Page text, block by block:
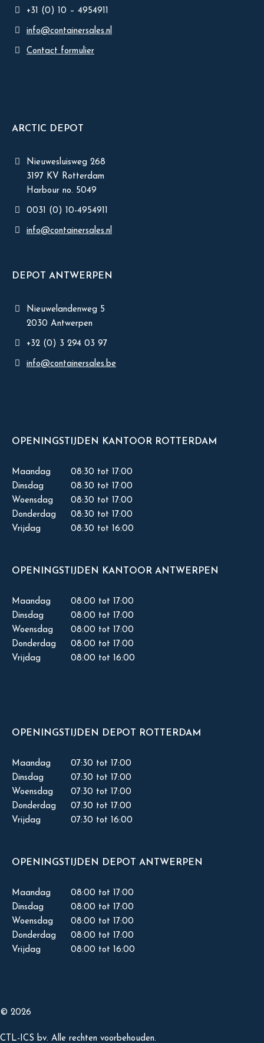
+31 (0) 10 – 4954911
info@containersales.nl
Contact formulier
ARCTIC DEPOT
Nieuwesluisweg 268
3197 KV Rotterdam
Harbour no. 5049
0031 (0) 10-4954911
info@containersales.nl
DEPOT ANTWERPEN
Nieuwelandenweg 5
2030 Antwerpen
+32 (0) 3 294 03 97
info@containersales.be
OPENINGSTIJDEN KANTOOR ROTTERDAM
Maandag
08:30 tot 17:00
Dinsdag
08:30 tot 17:00
Woensdag
08:30 tot 17:00
Donderdag
08:30 tot 17:00
Vrijdag
08:30 tot 16:00
OPENINGSTIJDEN KANTOOR ANTWERPEN
Maandag
08:00 tot 17:00
Dinsdag
08:00 tot 17:00
Woensdag
08:00 tot 17:00
Donderdag
08:00 tot 17:00
Vrijdag
08:00 tot 16:00
OPENINGSTIJDEN DEPOT ROTTERDAM
Maandag
07:30 tot 17:00
Dinsdag
07:30 tot 17:00
Woensdag
07:30 tot 17:00
Donderdag
07:30 tot 17:00
Vrijdag
07:30 tot 16:00
OPENINGSTIJDEN DEPOT ANTWERPEN
Maandag
08:00 tot 17:00
Dinsdag
08:00 tot 17:00
Woensdag
08:00 tot 17:00
Donderdag
08:00 tot 17:00
Vrijdag
08:00 tot 16:00
© 2026
CTL-ICS bv. Alle rechten voorbehouden.